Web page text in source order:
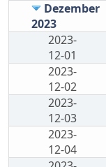
Dezember
2023
2023-
12-01
2023-
12-02
2023-
12-03
2023-
12-04